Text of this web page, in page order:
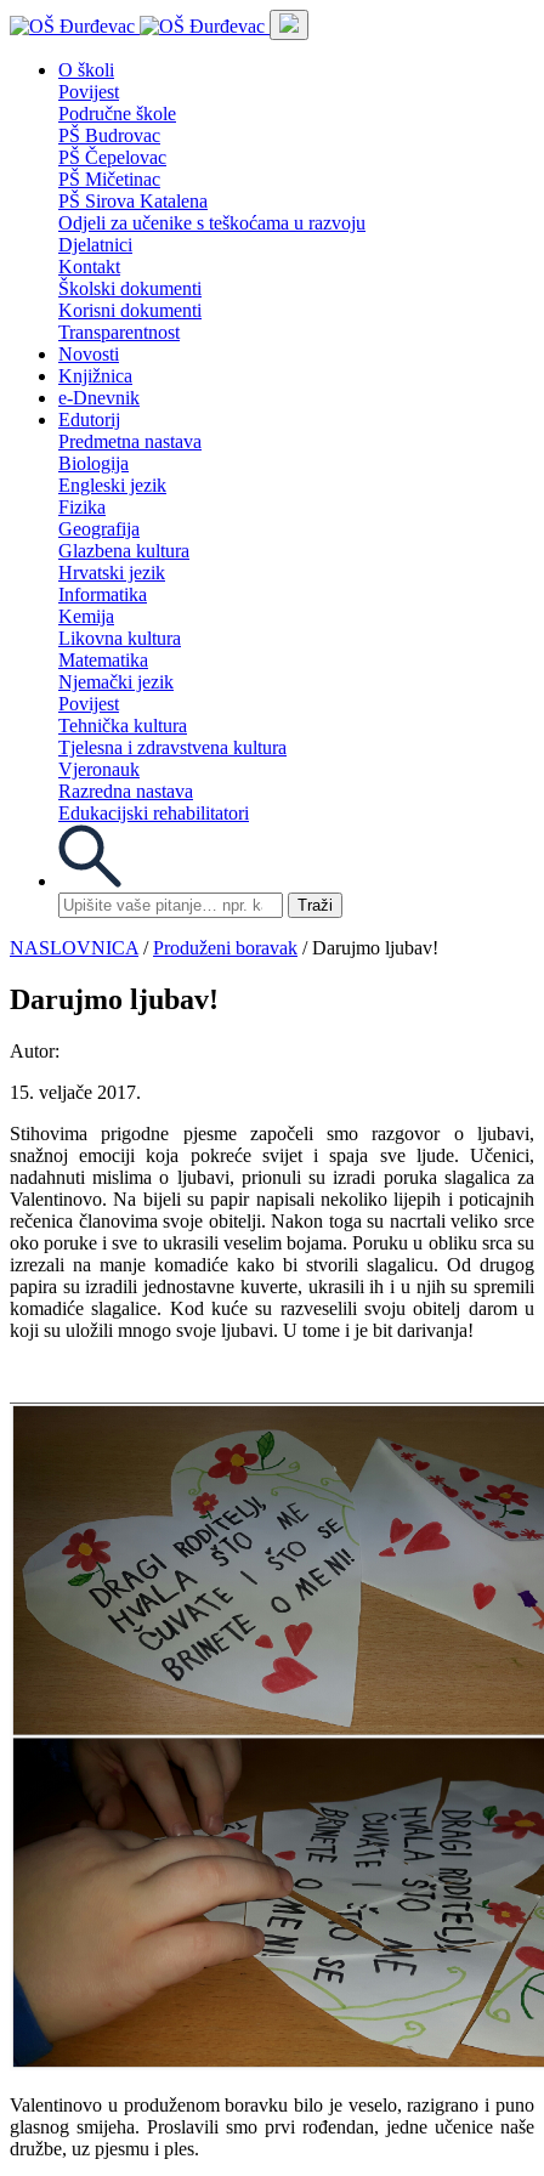
O školi
Povijest
Područne škole
PŠ Budrovac
PŠ Čepelovac
PŠ Mičetinac
PŠ Sirova Katalena
Odjeli za učenike s teškoćama u razvoju
Djelatnici
Kontakt
Školski dokumenti
Korisni dokumenti
Transparentnost
Novosti
Knjižnica
e-Dnevnik
Edutorij
Predmetna nastava
Biologija
Engleski jezik
Fizika
Geografija
Glazbena kultura
Hrvatski jezik
Informatika
Kemija
Likovna kultura
Matematika
Njemački jezik
Povijest
Tehnička kultura
Tjelesna i zdravstvena kultura
Vjeronauk
Razredna nastava
Edukacijski rehabilitatori
Traži
NASLOVNICA /Produženi boravak / Darujmo ljubav!
Darujmo ljubav!
Autor:
15. veljače 2017.
Stihovima prigodne pjesme započeli smo razgovor o ljubavi,
snažnoj emociji koja pokreće svijet i spaja sve ljude. Učenici,
nadahnuti mislima o ljubavi, prionuli su izradi poruka slagalica za
Valentinovo. Na bijeli su papir napisali nekoliko lijepih i poticajnih
rečenica članovima svoje obitelji. Nakon toga su nacrtali veliko srce
oko poruke i sve to ukrasili veselim bojama. Poruku u obliku srca su
izrezali na manje komadiće kako bi stvorili slagalicu. Od drugog
papira su izradili jednostavne kuverte, ukrasili ih i u njih su spremili
komadiće slagalice. Kod kuće su razveselili svoju obitelj darom u
koji su uložili mnogo svoje ljubavi. U tome i je bit darivanja!
Valentinovo u produženom boravku bilo je veselo, razigrano i puno
glasnog smijeha. Proslavili smo prvi rođendan, jedne učenice naše
družbe, uz pjesmu i ples.